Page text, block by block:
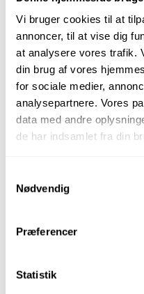
Vi bruger cookies til at
annoncer, til at vise dig
at analysere vores trafik.
din brug af vores
for sociale medier,
analysepartnere. Vores
data med andre
de har indsamlet fra din
Nødvendig
Præferencer
Statistik
Zirconia
Mandrels
Dental Lab
Dental
Job
Kontakt
Om Os
Min Konto